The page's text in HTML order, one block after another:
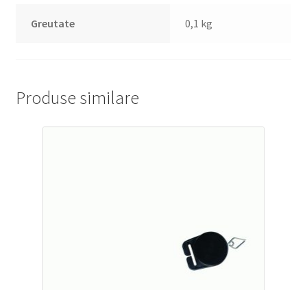
Greutate 0,1 kg
Produse similare